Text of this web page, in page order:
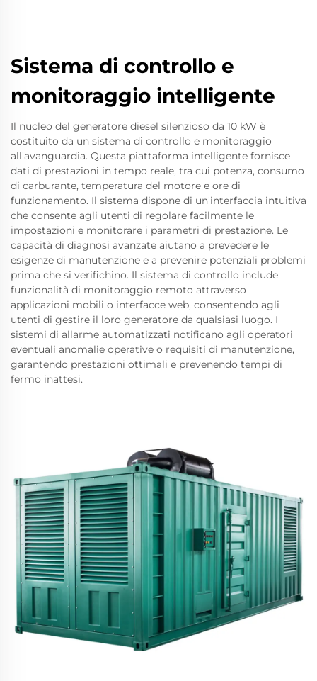
Sistema di controllo e
monitoraggio intelligente
Il nucleo del generatore diesel silenzioso da 10 kW è
costituito da un sistema di controllo e monitoraggio
all'avanguardia. Questa piattaforma intelligente fornisce
dati di prestazioni in tempo reale, tra cui potenza, consumo
di carburante, temperatura del motore e ore di
funzionamento. Il sistema dispone di un'interfaccia intuitiva
che consente agli utenti di regolare facilmente le
impostazioni e monitorare i parametri di prestazione. Le
capacità di diagnosi avanzate aiutano a prevedere le
esigenze di manutenzione e a prevenire potenziali problemi
prima che si verifichino. Il sistema di controllo include
funzionalità di monitoraggio remoto attraverso
applicazioni mobili o interfacce web, consentendo agli
utenti di gestire il loro generatore da qualsiasi luogo. I
sistemi di allarme automatizzati notificano agli operatori
eventuali anomalie operative o requisiti di manutenzione,
garantendo prestazioni ottimali e prevenendo tempi di
fermo inattesi.